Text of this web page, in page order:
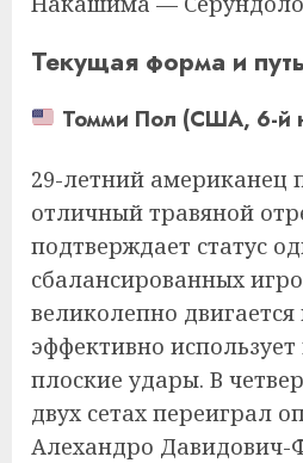
Текущая форма и
Томми Пол (США, 6-й
29-летний американец
отличный травяной
подтверждает статус
сбалансированных
великолепно двигается
эффективно
плоские удары. В
двух сетах переиграл
Алехандро Давидович-